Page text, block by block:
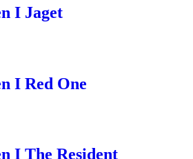
I Jaget
I Red One
I The Resident